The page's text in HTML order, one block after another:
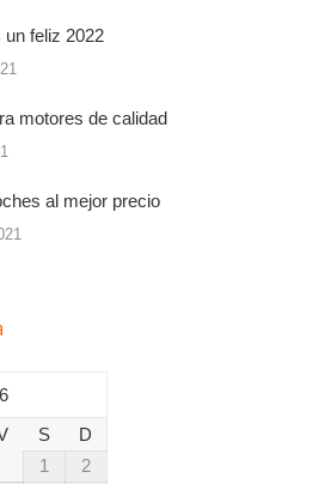
feliz 2022
motores de calidad
al mejor precio
S
D
1
2